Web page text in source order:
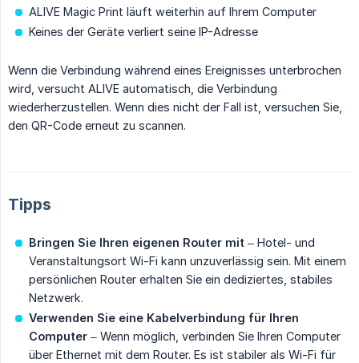
ALIVE Magic Print läuft weiterhin auf Ihrem Computer
Keines der Geräte verliert seine IP-Adresse
Wenn die Verbindung während eines Ereignisses unterbrochen
wird, versucht ALIVE automatisch, die Verbindung
wiederherzustellen. Wenn dies nicht der Fall ist, versuchen Sie,
den QR-Code erneut zu scannen.
Tipps
Bringen Sie Ihren eigenen Router mit – Hotel- und
Veranstaltungsort Wi-Fi kann unzuverlässig sein. Mit einem
persönlichen Router erhalten Sie ein dediziertes, stabiles
Netzwerk.
Verwenden Sie eine Kabelverbindung für Ihren
Computer – Wenn möglich, verbinden Sie Ihren Computer
über Ethernet mit dem Router. Es ist stabiler als Wi-Fi für